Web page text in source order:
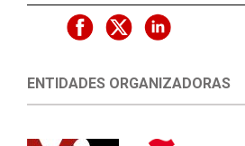
ENTIDADES ORGANIZADORAS